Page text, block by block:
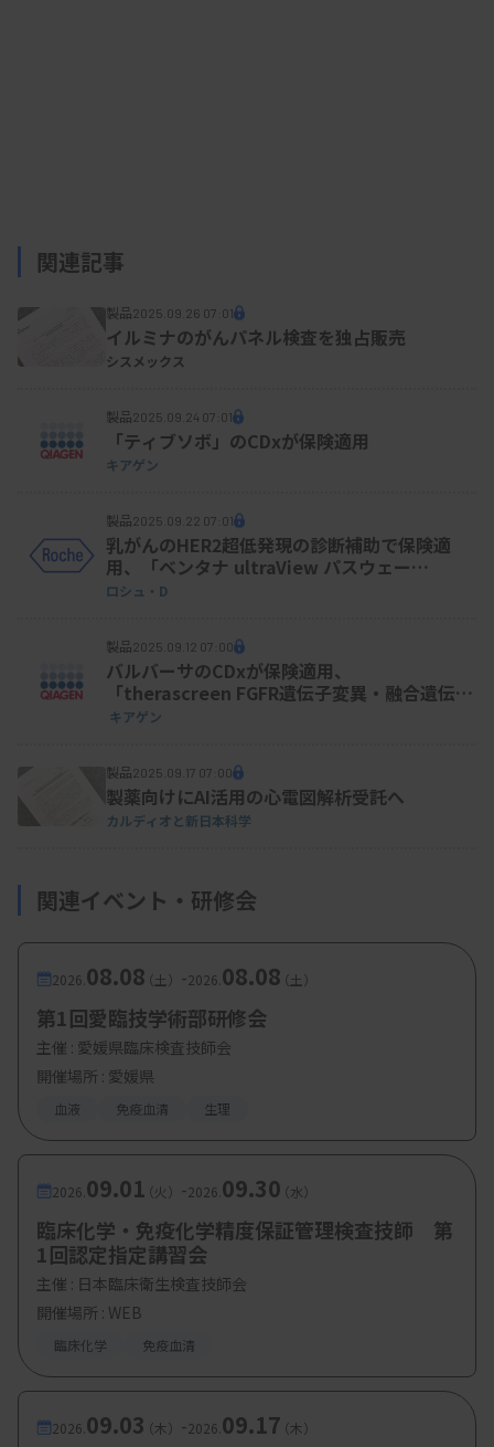
関連記事
製品2025.09.26 07:01
イルミナのがんパネル検査を独占販売
シスメックス
製品2025.09.24 07:01
「ティブソボ」のCDxが保険適用
キアゲン
製品2025.09.22 07:01
乳がんのHER2超低発現の診断補助で保険適
用、「ベンタナ ultraView パスウェー
HER2（4B5）」
ロシュ・D
製品2025.09.12 07:00
バルバーサのCDxが保険適用、
「therascreen FGFR遺伝子変異・融合遺伝子
検出キットRGQ キアゲン」
キアゲン
製品2025.09.17 07:00
製薬向けにAI活用の心電図解析受託へ
カルディオと新日本科学
関連イベント・研修会
2026. 08.08（土） -2026. 08.08（土）
第1回愛臨技学術部研修会
主催 : 愛媛県臨床検査技師会
開催場所 : 愛媛県
血液 免疫血清 生理
2026. 09.01（火） -2026. 09.30（水）
臨床化学・免疫化学精度保証管理検査技師 第
1回認定指定講習会
主催 : 日本臨床衛生検査技師会
開催場所 : WEB
臨床化学 免疫血清
2026. 09.03（木） -2026. 09.17（木）